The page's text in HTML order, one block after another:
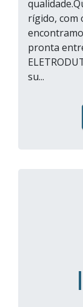
rígido, com
pronta
su...